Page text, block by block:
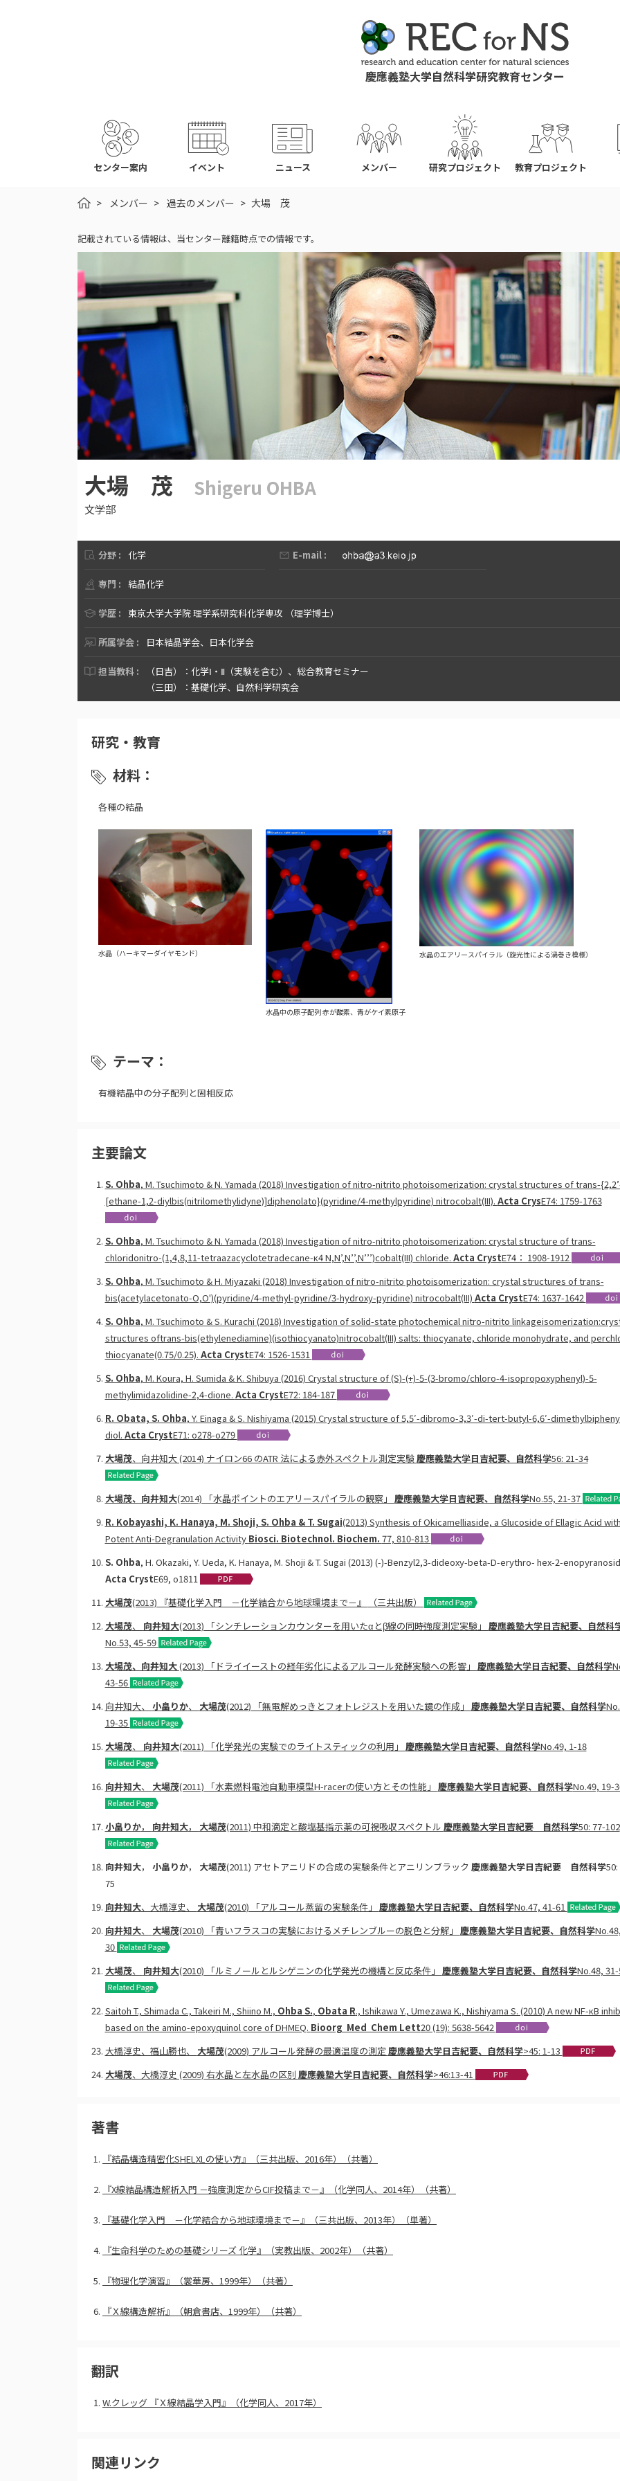
慶應義塾大学自然科学研究教育センター
センター案内 イベント ニュース メンバー 研究プロジェクト 教育プロジェクト
HOMEメンバー 過去のメンバー 大場 茂
記載されている情報は、当センター離籍時点での情報です。
大場 茂 Shigeru OHBA
文学部
分野 : 化学 E-mail :
専門 : 結晶化学
学歴 : 東京大学大学院 理学系研究科化学専攻 （理学博士）
所属学会 : 日本結晶学会、日本化学会
担当教科 :
（日吉）：化学Ⅰ・Ⅱ（実験を含む）、総合教育セミナー
（三田）：基礎化学、自然科学研究会
研究・教育
材料：
各種の結晶
水晶（ハーキマーダイヤモンド）
水晶中の原子配列 赤が酸素、青がケイ素原子
水晶のエアリースパイラル（旋光性による渦巻き模様）
テーマ：
有機結晶中の分子配列と固相反応
主要論文
S. Ohba, M. Tsuchimoto & N. Yamada (2018) Investigation of nitro-nitrito photoisomerization: crystal structures of trans-
[ethane-1,2-diylbis(nitrilomethylidyne)]diphenolato}(pyridine/4-methylpyridine) nitrocobalt(III). Acta CrysE74: 1759-1763
S. Ohba, M. Tsuchimoto & N. Yamada (2018) Investigation of nitro-nitrito photoisomerization: crystal structure of trans-
chloridonitro-(1,4,8,11-tetraazacyclotetradecane-κ4 N,N’,N’’,N’’’)cobalt(III) chloride. Acta CrystE74： 1908-1912
S. Ohba, M. Tsuchimoto & H. Miyazaki (2018) Investigation of nitro-nitrito photoisomerization: crystal structures of trans-
bis(acetylacetonato-O,O')(pyridine/4-methyl-pyridine/3-hydroxy-pyridine) nitrocobalt(III) Acta CrystE74: 1637-1642
S. Ohba, M. Tsuchimoto & S. Kurachi (2018) Investigation of solid-state photochemical nitro-nitrito
structures oftrans-bis(ethylenediamine)(isothiocyanato)nitrocobalt(III) salts: thiocyanate, chloride monohydrate, and
thiocyanate(0.75/0.25). Acta CrystE74: 1526-1531
S. Ohba, M. Koura, H. Sumida & K. Shibuya (2016) Crystal structure of (S)-(+)-5-(3-bromo/chloro-4-isopropoxyphenyl)-5-
methylimidazolidine-2,4-dione. Acta CrystE72: 184-187
R. Obata, S. Ohba, Y. Einaga & S. Nishiyama (2015) Crystal structure of 5,5′-dibromo-3,3′-di-tert-butyl-6,6′-
diol. Acta CrystE71: o278-o279
大場茂、向井知大 (2014) ナイロン66 のATR 法による赤外スペクトル測定実験慶應義塾大学日吉紀要、自然科学56: 21-34
大場茂、向井知大(2014) 「水晶ポイントのエアリースパイラルの観察」 慶應義塾大学日吉紀要、自然科学No.55, 21-37
R. Kobayashi, K. Hanaya, M. Shoji, S. Ohba & T. Sugai(2013) Synthesis of Okicamelliaside, a Glucoside of Ellagic Acid with
Potent Anti-Degranulation Activity Biosci. Biotechnol. Biochem. 77, 810-813
S. Ohba, H. Okazaki, Y. Ueda, K. Hanaya, M. Shoji & T. Sugai (2013) (-)-Benzyl2,3-dideoxy-beta-D-erythro- hex-2-
Acta CrystE69, o1811
大場茂(2013) 『基礎化学入門 －化学結合から地球環境まで－』
（三共出版）
大場茂、 向井知大(2013) 「シンチレーションカウンターを用いたαとβ線の同時強度測定実験」 慶應義塾大学日吉紀要、自然科
No.53, 45-59
大場茂、向井知大(2013) 「ドライイーストの経年劣化によるアルコール発酵実験への影響」 慶應義塾大学日吉紀要、自然科学
43-56
向井知大、 小畠りか、 大場茂(2012) 「無電解めっきとフォトレジストを用いた鏡の作成」 慶應義塾大学日吉紀要、自然科学
19-35
大場茂、 向井知大(2011) 「化学発光の実験でのライトスティックの利用」 慶應義塾大学日吉紀要、自然科学No.49, 1-18
向井知大、 大場茂(2011) 「水素燃料電池自動車模型H-racerの使い方とその性能」 慶應義塾大学日吉紀要、自然科学No.49, 19-
小畠りか， 向井知大， 大場茂(2011) 中和滴定と酸塩基指示薬の可視吸収スペクトル 慶應義塾大学日吉紀要 自然科学50: 77-102
向井知大， 小畠りか， 大場茂(2011) アセトアニリドの合成の実験条件とアニリンブラック 慶應義塾大学日吉紀要 自然科学50:
75
向井知大、大橋淳史、 大場茂(2010) 「アルコール蒸留の実験条件」 慶應義塾大学日吉紀要、自然科学No.47, 41-61
向井知大、 大場茂(2010) 「青いフラスコの実験におけるメチレンブルーの脱色と分解」 慶應義塾大学日吉紀要、自然科学
30
大場茂、 向井知大(2010) 「ルミノールとルシゲニンの化学発光の機構と反応条件」 慶應義塾大学日吉紀要、自然科学No.48,
Saitoh T., Shimada C., Takeiri M., Shiino M., Ohba S., Obata R., Ishikawa Y., Umezawa K., Nishiyama S. (2010) A new NF-κB
based on the amino-epoxyquinol core of DHMEQ. Bioorg Med Chem Lett20 (19): 5638-5642
大橋淳史、福山勝也、 大場茂(2009) アルコール発酵の最適温度の測定 慶應義塾大学日吉紀要、自然科学>45: 1-13
大場茂、大橋淳史 (2009) 右水晶と左水晶の区別 慶應義塾大学日吉紀要、自然科学>46:13-41
著書
1. 『結晶構造精密化SHELXLの使い方』（三共出版、2016年）（共著）
2. 『X線結晶構造解析入門 －強度測定からCIF投稿まで－』（化学同人、2014年）（共著）
3. 『基礎化学入門 －化学結合から地球環境まで－』（三共出版、2013年）（単著）
4. 『生命科学のための基礎シリーズ 化学』（実教出版、2002年）（共著）
5. 『物理化学演習』（裳華房、1999年）（共著）
6. 『Ｘ線構造解析』（朝倉書店、1999年）（共著）
翻訳
1. W.クレッグ 『Ｘ線結晶学入門』（化学同人、2017年）
関連リンク